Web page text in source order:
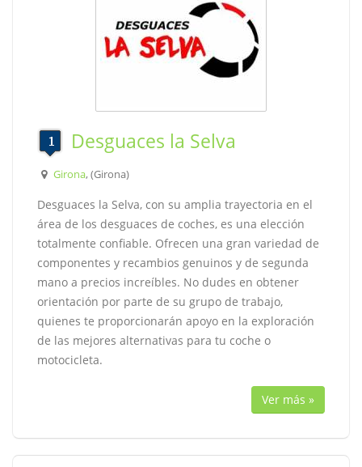
Desguaces la Selva
Girona, (Girona)
Desguaces la Selva, con su amplia trayectoria en el
área de los desguaces de coches, es una elección
totalmente confiable. Ofrecen una gran variedad de
componentes y recambios genuinos y de segunda
mano a precios increíbles. No dudes en obtener
orientación por parte de su grupo de trabajo,
quienes te proporcionarán apoyo en la exploración
de las mejores alternativas para tu coche o
motocicleta.
Ver más »